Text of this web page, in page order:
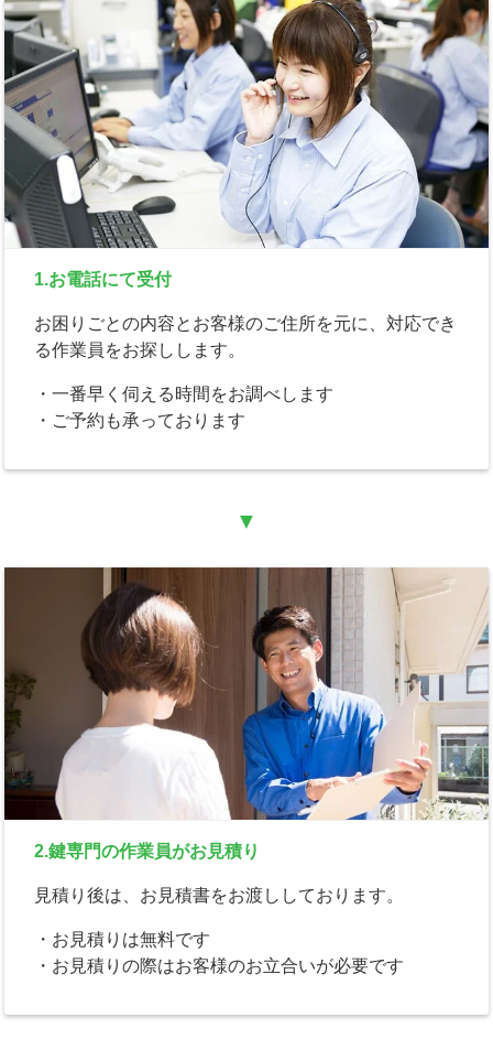
1.お電話にて受付
お困りごとの内容とお客様のご住所を元に、対応でき
る作業員をお探しします。
・一番早く伺える時間をお調べします
・ご予約も承っております
▼
2.鍵専門の作業員がお見積り
見積り後は、お見積書をお渡ししております。
・お見積りは無料です
・お見積りの際はお客様のお立合いが必要です